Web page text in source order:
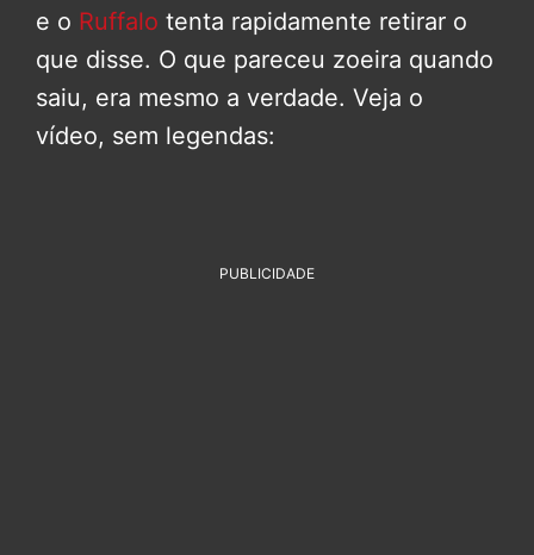
e o Ruffalo tenta rapidamente retirar o
que disse. O que pareceu zoeira quando
saiu, era mesmo a verdade. Veja o
vídeo, sem legendas:
PUBLICIDADE